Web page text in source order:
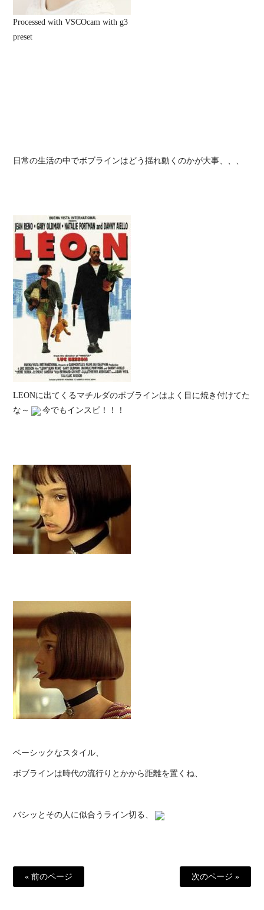
Processed with VSCOcam with g3
preset
日常の生活の中でボブラインはどう揺れ動くのかが大事、、、
LEONに出てくるマチルダのボブラインはよく目に焼き付けてた
な～
今でもインスピ！！！
ベーシックなスタイル、
ボブラインは時代の流行りとかから距離を置くね、
バシッとその人に似合うライン切る、
« 前のページ 次のページ »